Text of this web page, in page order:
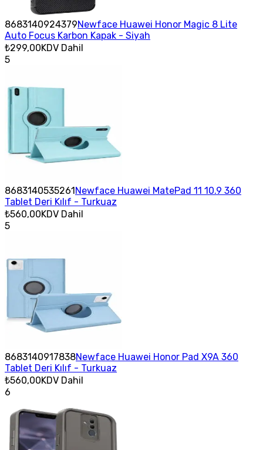
8683140924379Newface Huawei Honor Magic 8 Lite
Auto Focus Karbon Kapak - Siyah
₺299,00KDV Dahil
5
8683140535261Newface Huawei MatePad 11 10.9 360
Tablet Deri Kılıf - Turkuaz
₺560,00KDV Dahil
5
8683140917838Newface Huawei Honor Pad X9A 360
Tablet Deri Kılıf - Turkuaz
₺560,00KDV Dahil
6